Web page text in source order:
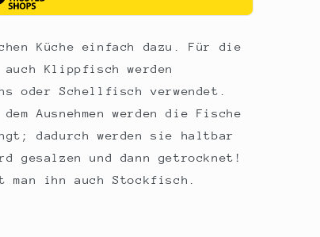
Küche einfach dazu. Für die
Klippfisch werden
oder Schellfisch verwendet.
Ausnehmen werden die Fische
dadurch werden sie haltbar
gesalzen und dann getrocknet!
man ihn auch Stockfisch.